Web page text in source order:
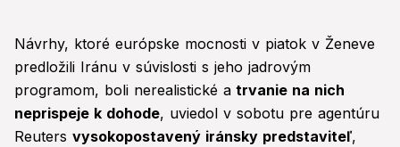
Návrhy, ktoré európske mocnosti v piatok v Ženeve
predložili Iránu v súvislosti s jeho jadrovým
programom, boli nerealistické a trvanie na nich
neprispeje k dohode, uviedol v sobotu pre agentúru
Reuters vysokopostavený iránsky predstaviteľ,